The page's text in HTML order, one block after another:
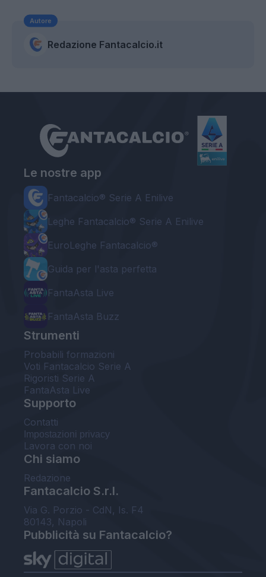
Autore
Redazione Fantacalcio.it
Le nostre app
Fantacalcio® Serie A Enilive
Leghe Fantacalcio® Serie A Enilive
EuroLeghe Fantacalcio®
Guida per l'asta perfetta
FantaAsta Live
FantaAsta Buzz
Strumenti
Probabili formazioni
Voti Fantacalcio Serie A
Rigoristi Serie A
FantaAsta Live
Supporto
Contatti
Impostazioni privacy
Lavora con noi
Chi siamo
Redazione
Fantacalcio S.r.l.
Via G. Porzio - CdN, Is. F4
80143, Napoli
Pubblicità su Fantacalcio?